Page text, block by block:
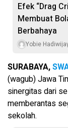
Efek “Drag
Membuat
Berbahaya
Yobie
SURABAYA,
(wagub) Jawa
sinergitas dari
memberantas
sekolah.